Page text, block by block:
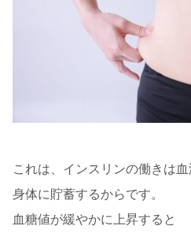
これは、インスリンの働きは
身体に貯蓄するからです。
血糖値が緩やかに上昇すると